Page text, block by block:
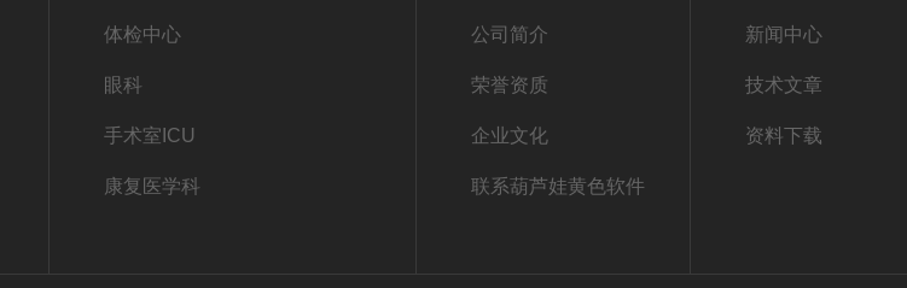
体检中心
眼科
手术室ICU
康复医学科
公司简介
荣誉资质
企业文化
联系葫芦娃黄色软件
新闻中心
技术文章
资料下载